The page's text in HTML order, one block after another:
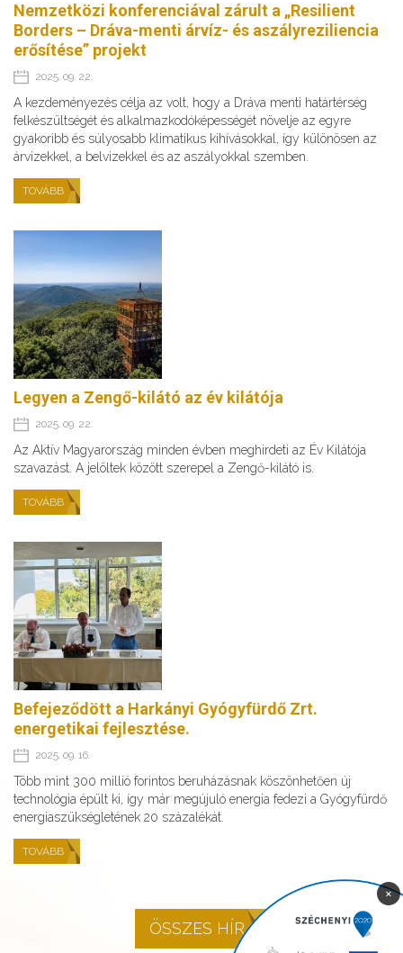
Nemzetközi konferenciával zárult a „Resilient
Borders – Dráva-menti árvíz- és aszályreziliencia
erősítése” projekt
2025. 09. 22.
A kezdeményezés célja az volt, hogy a Dráva menti határtérség
felkészültségét és alkalmazkodóképességét növelje az egyre
gyakoribb és súlyosabb klimatikus kihívásokkal, így különösen az
árvizekkel, a belvizekkel és az aszályokkal szemben.
TOVÁBB
Legyen a Zengő-kilátó az év kilátója
2025. 09. 22.
Az Aktív Magyarország minden évben meghirdeti az Év Kilátója
szavazást. A jelöltek között szerepel a Zengő-kilátó is.
TOVÁBB
Befejeződött a Harkányi Gyógyfürdő Zrt.
energetikai fejlesztése.
2025. 09. 16.
Több mint 300 millió forintos beruházásnak köszönhetően új
technológia épült ki, így már megújuló energia fedezi a Gyógyfürdő
energiaszükségletének 20 százalékát.
TOVÁBB
ÖSSZES HÍR
×